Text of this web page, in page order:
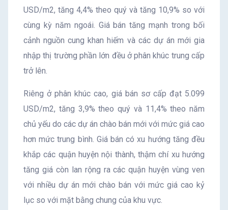
USD/m2, tăng 4,4% theo quý và tăng 10,9% so với
cùng kỳ năm ngoái. Giá bán tăng mạnh trong bối
cảnh nguồn cung khan hiếm và các dự án mới gia
nhập thị trường phần lớn đều ở phân khúc trung cấp
trở lên.
Riêng ở phân khúc cao, giá bán sơ cấp đạt 5.099
USD/m2, tăng 3,9% theo quý và 11,4% theo năm
chủ yếu do các dự án chào bán mới với mức giá cao
hơn mức trung bình. Giá bán có xu hướng tăng đều
khắp các quận huyện nội thành, thậm chí xu hướng
tăng giá còn lan rộng ra các quận huyện vùng ven
với nhiều dự án mới chào bán với mức giá cao kỷ
lục so với mặt bằng chung của khu vực.